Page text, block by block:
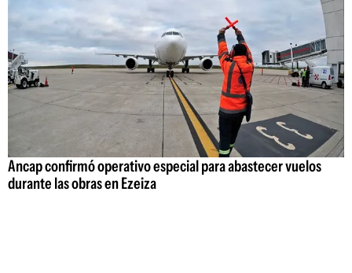
Ancap confirmó operativo especial para abastecer vuelos
durante las obras en Ezeiza